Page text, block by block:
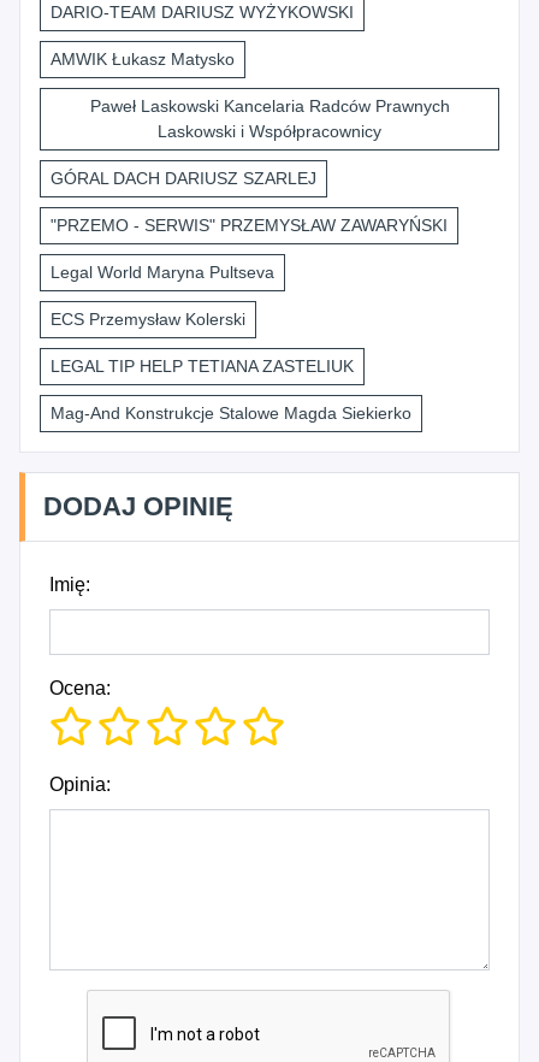
DARIO-TEAM DARIUSZ WYŻYKOWSKI
AMWIK Łukasz Matysko
Paweł Laskowski Kancelaria Radców Prawnych
Laskowski i Współpracownicy
GÓRAL DACH DARIUSZ SZARLEJ
"PRZEMO - SERWIS" PRZEMYSŁAW ZAWARYŃSKI
Legal World Maryna Pultseva
ECS Przemysław Kolerski
LEGAL TIP HELP TETIANA ZASTELIUK
Mag-And Konstrukcje Stalowe Magda Siekierko
DODAJ OPINIĘ
Imię:
Ocena:
Opinia: